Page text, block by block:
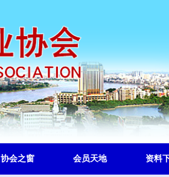
协会之窗 会员天地 资料